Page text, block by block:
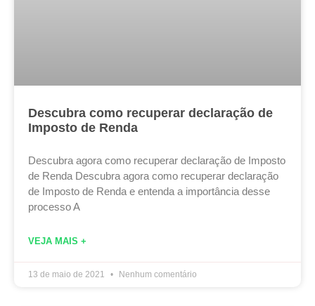
Descubra como recuperar declaração de
Imposto de Renda
Descubra agora como recuperar declaração de Imposto
de Renda Descubra agora como recuperar declaração
de Imposto de Renda e entenda a importância desse
processo A
VEJA MAIS +
13 de maio de 2021 Nenhum comentário